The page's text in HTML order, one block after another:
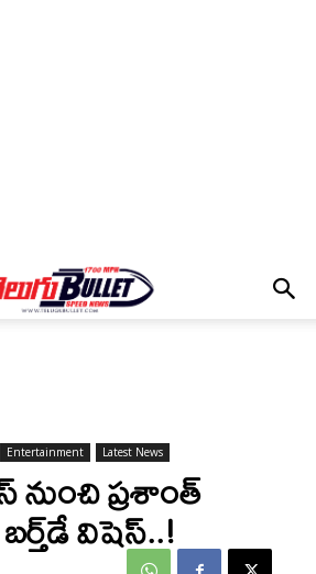
Entertainment Latest News
నుంచి ప్రశాంత్
బర్త్‌డే విషెస్..!